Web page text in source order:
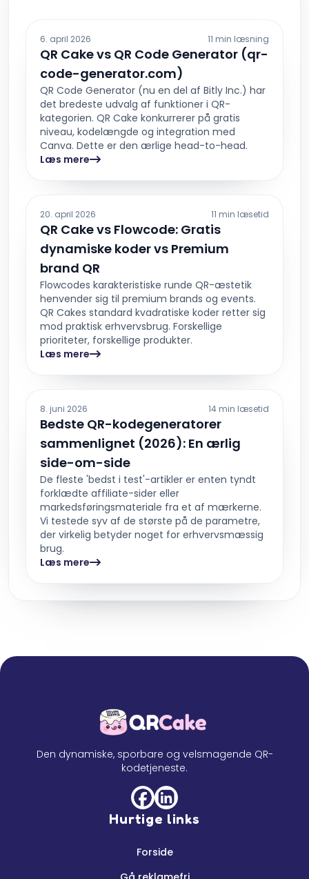
6. april 2026 11 min læsning
QR Cake vs QR Code Generator (qr-
code-generator.com)
QR Code Generator (nu en del af Bitly Inc.) har
det bredeste udvalg af funktioner i QR-
kategorien. QR Cake konkurrerer på gratis
niveau, kodelængde og integration med
Canva. Dette er den ærlige head-to-head.
Læs mere
20. april 2026 11 min læsetid
QR Cake vs Flowcode: Gratis
dynamiske koder vs Premium
brand QR
Flowcodes karakteristiske runde QR-æstetik
henvender sig til premium brands og events.
QR Cakes standard kvadratiske koder retter sig
mod praktisk erhvervsbrug. Forskellige
prioriteter, forskellige produkter.
Læs mere
8. juni 2026 14 min læsetid
Bedste QR-kodegeneratorer
sammenlignet (2026): En ærlig
side-om-side
De fleste 'bedst i test'-artikler er enten tyndt
forklædte affiliate-sider eller
markedsføringsmateriale fra et af mærkerne.
Vi testede syv af de største på de parametre,
der virkelig betyder noget for erhvervsmæssig
brug.
Læs mere
Den dynamiske, sporbare og velsmagende QR-
kodetjeneste.
Hurtige links
Forside